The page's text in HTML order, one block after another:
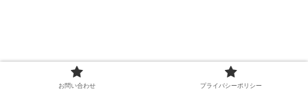
お問い合わせ プライバシーポリシー